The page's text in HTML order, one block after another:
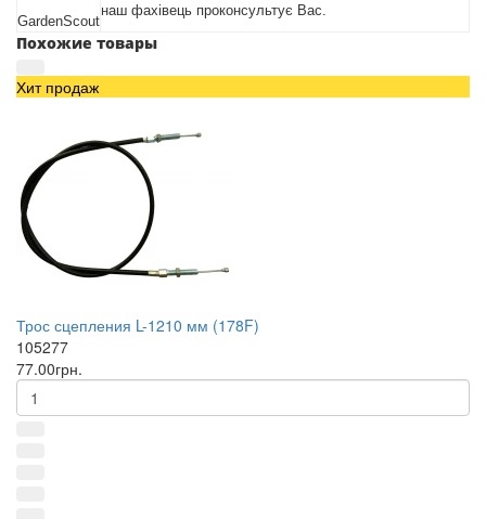
GardenScout
наш фахівець проконсультує Вас.
Похожие товары
Хит продаж
Трос сцепления L-1210 мм (178F)
105277
77.00грн.